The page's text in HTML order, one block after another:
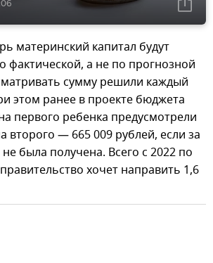
материнский капитал будут
фактической, а не по прогнозной
сумму решили каждый
этом ранее в проекте бюджета
первого ребенка предусмотрели
второго — 665 009 рублей, если за
была получена. Всего с 2022 по
хочет направить 1,6